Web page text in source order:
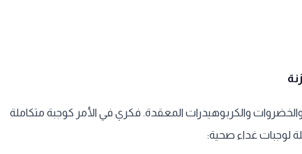
والكربوهيدرات المعقدة. فكري في الأمر كوجبة متكاملة
لوجبات غداء صحية: